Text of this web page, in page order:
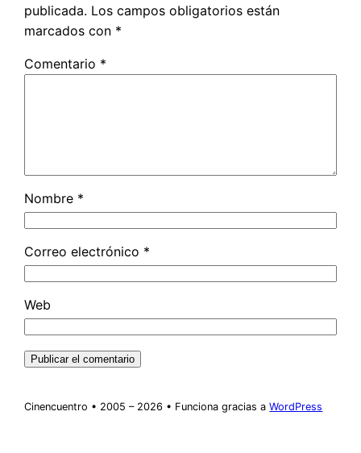
publicada. Los campos obligatorios están
marcados con *
Comentario *
Nombre *
Correo electrónico *
Web
Cinencuentro • 2005 – 2026 • Funciona gracias aWordPress